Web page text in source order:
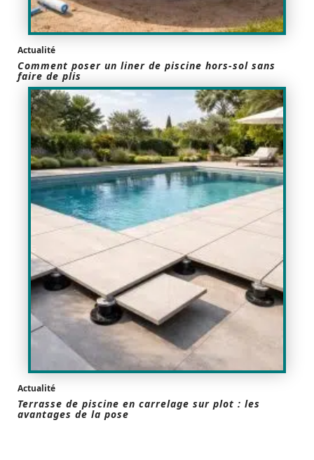
Actualité
Comment poser un liner de piscine hors-sol sans
faire de plis
Actualité
Terrasse de piscine en carrelage sur plot : les
avantages de la pose